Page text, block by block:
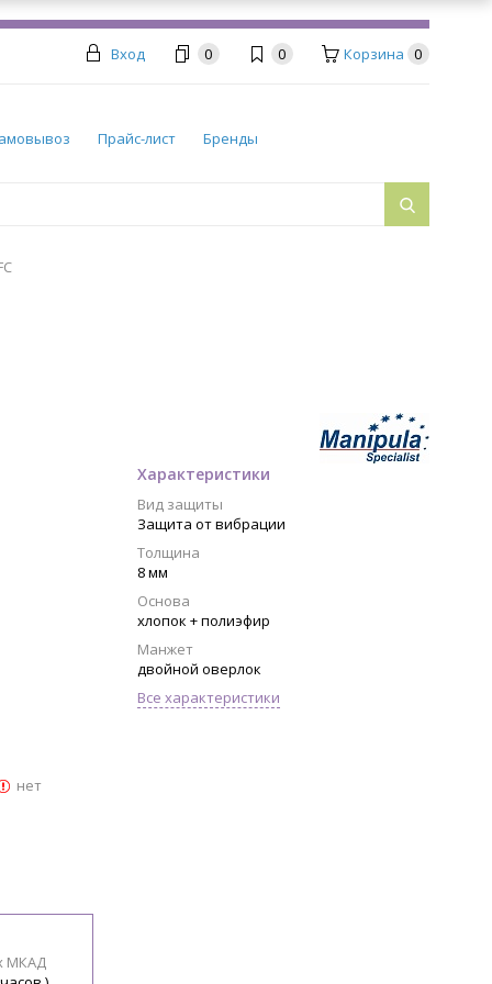
Вход 0 0 Корзина 0
Прайс-лист Бренды
Характеристики
Вид защиты
Защита от вибрации
Толщина
8 мм
Основа
хлопок + полиэфир
Манжет
двойной оверлок
Все характеристики
нет
МКАД